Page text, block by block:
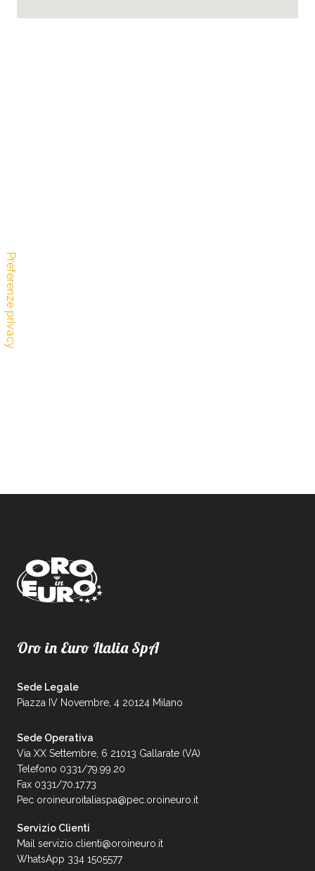
Oro in Euro Italia SpA
Sede Legale
Piazza IV Novembre, 4 20124 Milano
Sede Operativa
Via XX Settembre, 6 21013 Gallarate (VA)
Telefono 0331/79.99.20
Fax 0331/70.17.73
Pec oroineuroitaliaspa@pec.oroineuro.it
Servizio Clienti
Mail servizio.clienti@oroineuro.it
WhatsApp 334 1505577